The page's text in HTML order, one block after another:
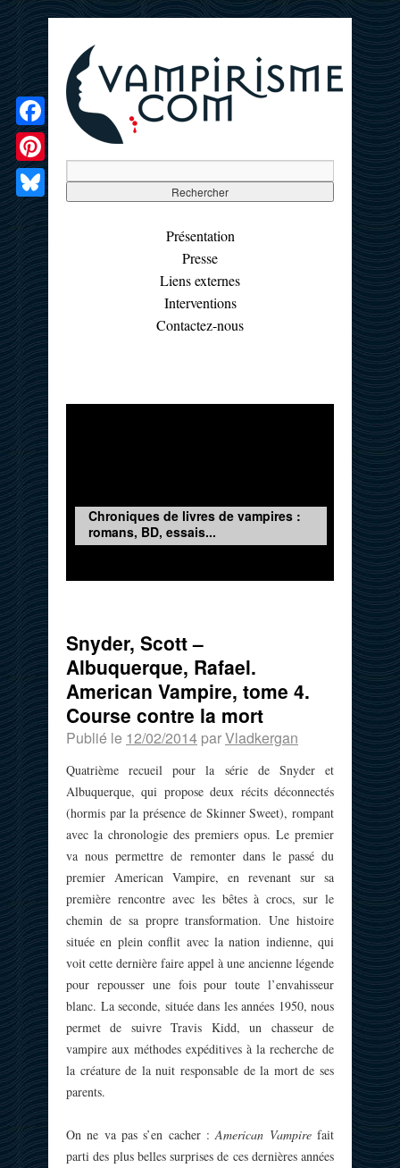
Présentation
Presse
Liens externes
Interventions
Contactez-nous
Chroniques de livres de vampires :
romans, BD, essais...
Snyder, Scott –
Albuquerque, Rafael.
American Vampire, tome 4.
Course contre la mort
Publié le 12/02/2014 parVladkergan
Quatrième recueil pour la série de Snyder et
Albuquerque, qui propose deux récits déconnectés
(hormis par la présence de Skinner Sweet), rompant
avec la chronologie des premiers opus. Le premier
va nous permettre de remonter dans le passé du
premier American Vampire, en revenant sur sa
première rencontre avec les bêtes à crocs, sur le
chemin de sa propre transformation. Une histoire
située en plein conflit avec la nation indienne, qui
voit cette dernière faire appel à une ancienne légende
pour repousser une fois pour toute l’envahisseur
blanc. La seconde, située dans les années 1950, nous
permet de suivre Travis Kidd, un chasseur de
vampire aux méthodes expéditives à la recherche de
la créature de la nuit responsable de la mort de ses
parents.
On ne va pas s’en cacher :American Vampirefait
parti des plus belles surprises de ces dernières années
Facebook
Pinterest
Bluesky